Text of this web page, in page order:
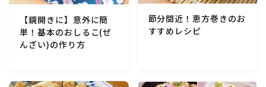
圧力鍋使用の料理
ソース・ドレッシング・たれ・ディップ類
【鏡開きに】意外に簡
単！基本のおしるこ(ぜ
んざい)の作り方
節分間近！恵方巻きのお
すすめレシピ